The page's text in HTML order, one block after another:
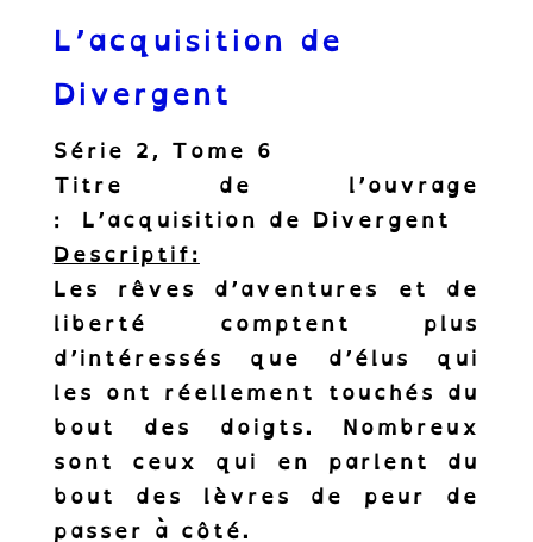
L’acquisition de
Divergent
Série 2, Tome 6
Titre de l’ouvrage
: L’acquisition de Divergent
Descriptif:
Les rêves d’aventures et de
liberté comptent plus
d’intéressés que d’élus qui
les ont réellement touchés du
bout des doigts. Nombreux
sont ceux qui en parlent du
bout des lèvres de peur de
passer à côté.